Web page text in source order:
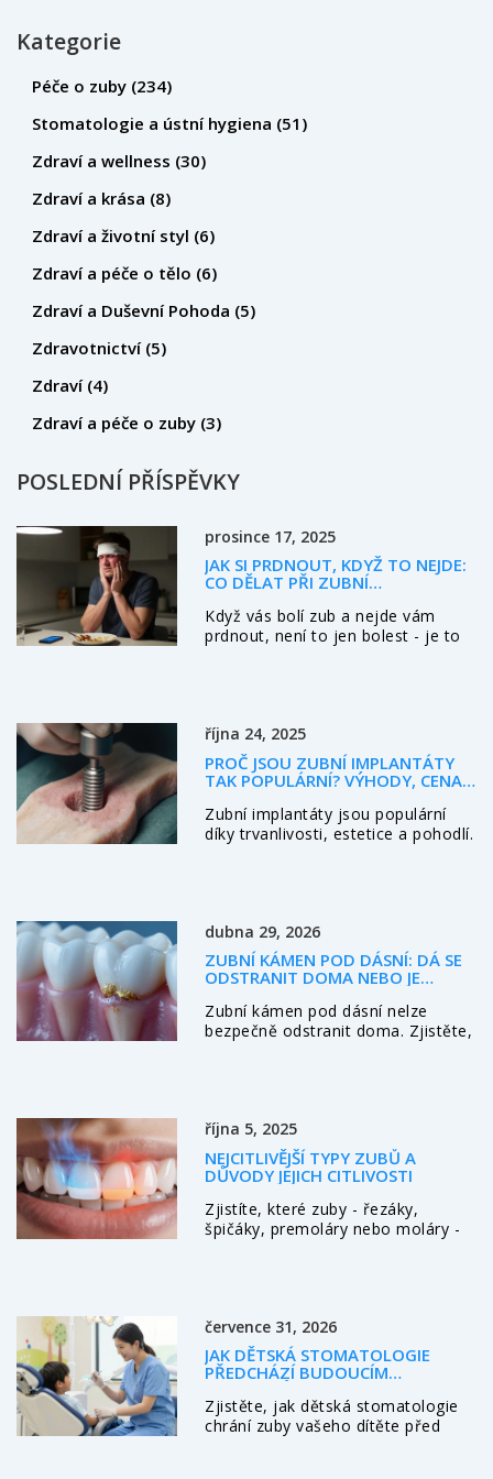
Kategorie
Péče o zuby (234)
Stomatologie a ústní hygiena (51)
Zdraví a wellness (30)
Zdraví a krása (8)
Zdraví a životní styl (6)
Zdraví a péče o tělo (6)
Zdraví a Duševní Pohoda (5)
Zdravotnictví (5)
Zdraví (4)
Zdraví a péče o zuby (3)
POSLEDNÍ PŘÍSPĚVKY
prosince 17, 2025
JAK SI PRDNOUT, KDYŽ TO NEJDE:
CO DĚLAT PŘI ZUBNÍ
Když vás bolí zub a nejde vám
prdnout, není to jen bolest - je to
října 24, 2025
PROČ JSOU ZUBNÍ IMPLANTÁTY
TAK POPULÁRNÍ? VÝHODY, CENA
Zubní implantáty jsou populární
díky trvanlivosti, estetice a pohodlí.
dubna 29, 2026
ZUBNÍ KÁMEN POD DÁSNÍ: DÁ SE
ODSTRANIT DOMA NEBO JE
Zubní kámen pod dásní nelze
bezpečně odstranit doma. Zjistěte,
října 5, 2025
NEJCITLIVĚJŠÍ TYPY ZUBŮ A
DŮVODY JEJICH CITLIVOSTI
Zjistíte, které zuby - řezáky,
špičáky, premoláry nebo moláry -
července 31, 2026
JAK DĚTSKÁ STOMATOLOGIE
PŘEDCHÁZÍ BUDOUCÍM
PRŮVODCE PRO RODIČE
Zjistěte, jak dětská stomatologie
chrání zuby vašeho dítěte před